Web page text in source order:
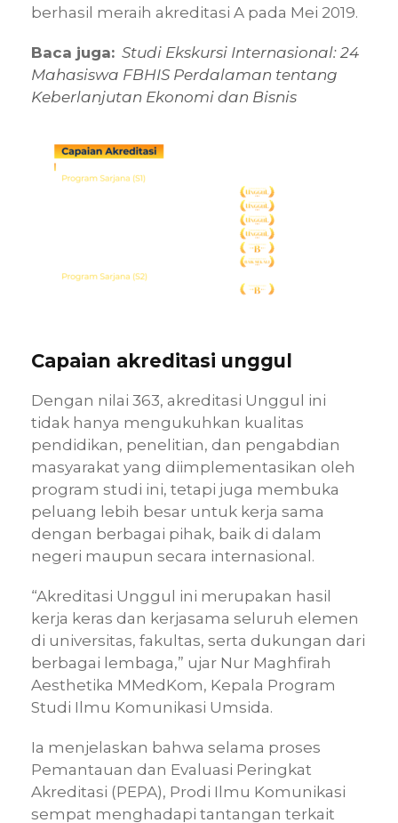
berhasil meraih akreditasi A pada Mei 2019.
Baca juga: Studi Ekskursi Internasional: 24
Mahasiswa FBHIS Perdalaman tentang
Keberlanjutan Ekonomi dan Bisnis
Capaian akreditasi unggul
Dengan nilai 363, akreditasi Unggul ini
tidak hanya mengukuhkan kualitas
pendidikan, penelitian, dan pengabdian
masyarakat yang diimplementasikan oleh
program studi ini, tetapi juga membuka
peluang lebih besar untuk kerja sama
dengan berbagai pihak, baik di dalam
negeri maupun secara internasional.
“Akreditasi Unggul ini merupakan hasil
kerja keras dan kerjasama seluruh elemen
di universitas, fakultas, serta dukungan dari
berbagai lembaga,” ujar Nur Maghfirah
Aesthetika MMedKom, Kepala Program
Studi Ilmu Komunikasi Umsida.
Ia menjelaskan bahwa selama proses
Pemantauan dan Evaluasi Peringkat
Akreditasi (PEPA), Prodi Ilmu Komunikasi
sempat menghadapi tantangan terkait